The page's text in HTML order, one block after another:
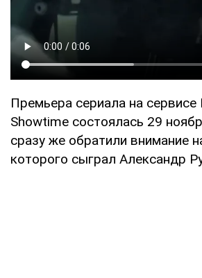
Премьера сериала на
Showtime состоялась 29
сразу же обратили внимание
которого сыграл Александр